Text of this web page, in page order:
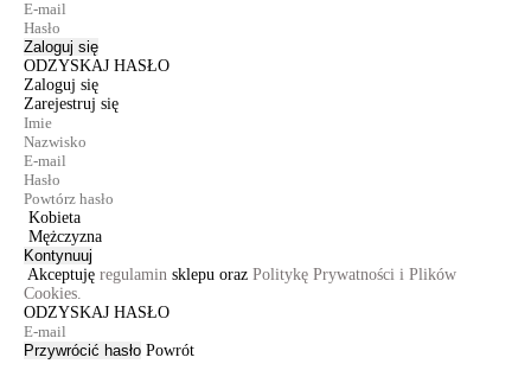
Zaloguj się
ODZYSKAJ HASŁO
Zaloguj się
Zarejestruj się
Kobieta
Mężczyzna
Kontynuuj
Akceptuję regulamin sklepu oraz Politykę Prywatności i Plików
Cookies.
ODZYSKAJ HASŁO
Przywrócić hasło Powrót